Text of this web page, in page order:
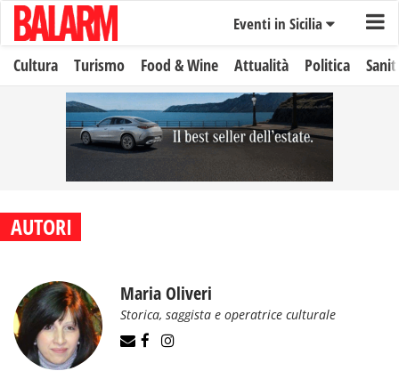
Eventi in Sicilia
Cultura Turismo Food & Wine Attualità Politica
AUTORI
Maria Oliveri
Storica, saggista e operatrice culturale